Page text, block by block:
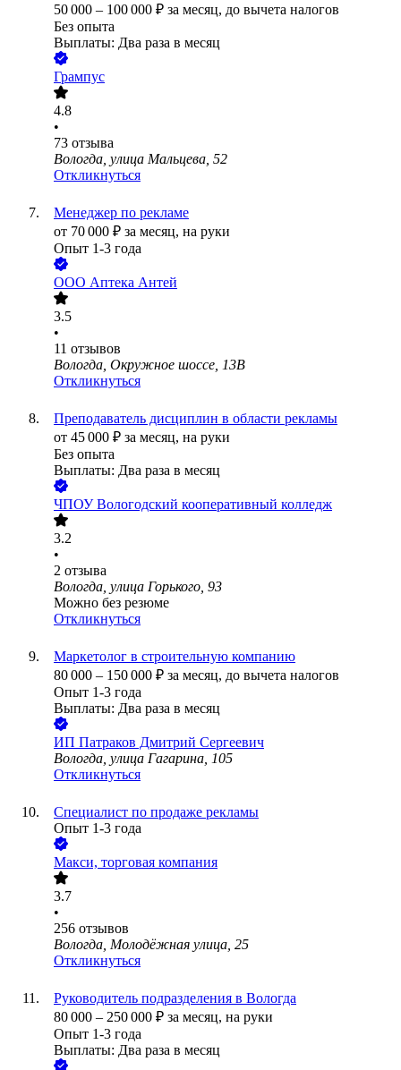
50 000 – 100 000 ₽ за месяц, до вычета налогов
Без опыта
Выплаты: Два раза в месяц
Грампус
4.8
•
73 отзыва
Вологда, улица Мальцева, 52
Откликнуться
Менеджер по рекламе
от 70 000 ₽ за месяц, на руки
Опыт 1-3 года
ООО Аптека Антей
3.5
•
11 отзывов
Вологда, Окружное шоссе, 13В
Откликнуться
Преподаватель дисциплин в области рекламы
от 45 000 ₽ за месяц, на руки
Без опыта
Выплаты: Два раза в месяц
ЧПОУ Вологодский кооперативный колледж
3.2
•
2 отзыва
Вологда, улица Горького, 93
Можно без резюме
Откликнуться
Маркетолог в строительную компанию
80 000 – 150 000 ₽ за месяц, до вычета налогов
Опыт 1-3 года
Выплаты: Два раза в месяц
ИП Патраков Дмитрий Сергеевич
Вологда, улица Гагарина, 105
Откликнуться
Специалист по продаже рекламы
Опыт 1-3 года
Макси, торговая компания
3.7
•
256 отзывов
Вологда, Молодёжная улица, 25
Откликнуться
Руководитель подразделения в Вологда
80 000 – 250 000 ₽ за месяц, на руки
Опыт 1-3 года
Выплаты: Два раза в месяц